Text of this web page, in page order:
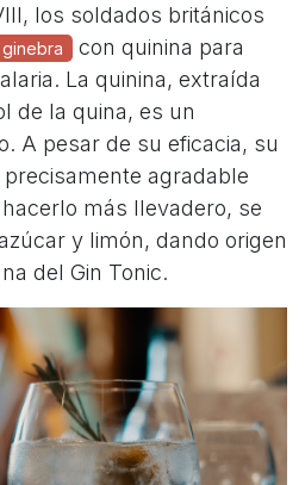
los soldados británicos
ginebra
con quinina para
La quinina, extraída
de la quina, es un
A pesar de su eficacia, su
agradable
más llevadero, se
y limón, dando origen
del Gin Tonic.